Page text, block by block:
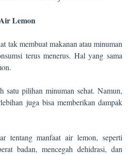
Lemon
tak membuat makanan atau minuman
terus menerus. Hal yang sama
satu pilihan minuman sehat. Namun,
juga bisa memberikan dampak
tentang manfaat air lemon, seperti
badan, mencegah dehidrasi, dan